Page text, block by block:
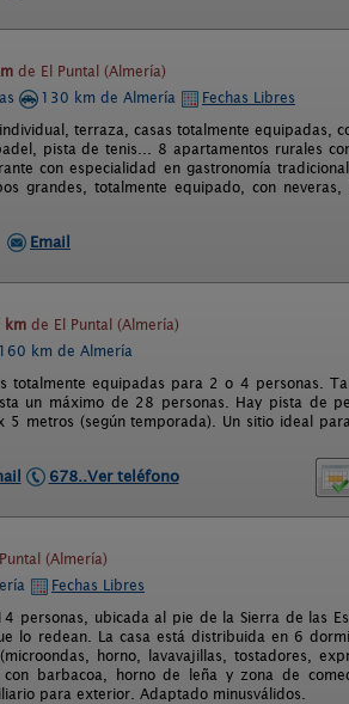
de El Puntal (Almería)
130 km de Almería
Fechas Libres
terraza, casas totalmente equipadas,
pista de tenis... 8 apartamentos rurales
con especialidad en gastronomía
grandes, totalmente equipado, con neveras,
Email
km de El Puntal (Almería)
160 km de Almería
totalmente equipadas para 2 o 4 personas.
un máximo de 28 personas. Hay pista de
metros (según temporada). Un sitio ideal
678..Ver teléfono
(Almería)
Fechas Libres
personas, ubicada al pie de la Sierra de las
lo redean. La casa está distribuida en 6
horno, lavavajillas, tostadores,
barbacoa, horno de leña y zona de
para exterior. Adaptado minusválidos.